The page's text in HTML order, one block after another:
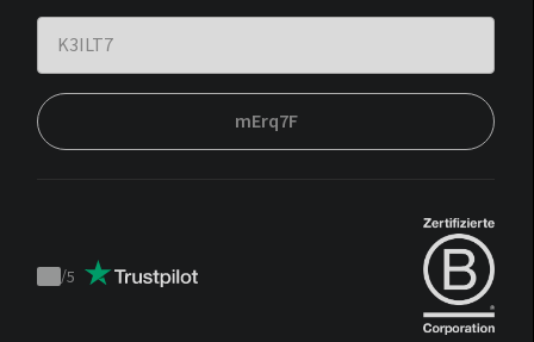
mErq7F
Trustpilot
/5